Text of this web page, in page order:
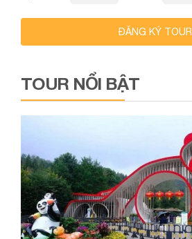
ĐĂNG KÝ TOUR
TOUR NỔI BẬT